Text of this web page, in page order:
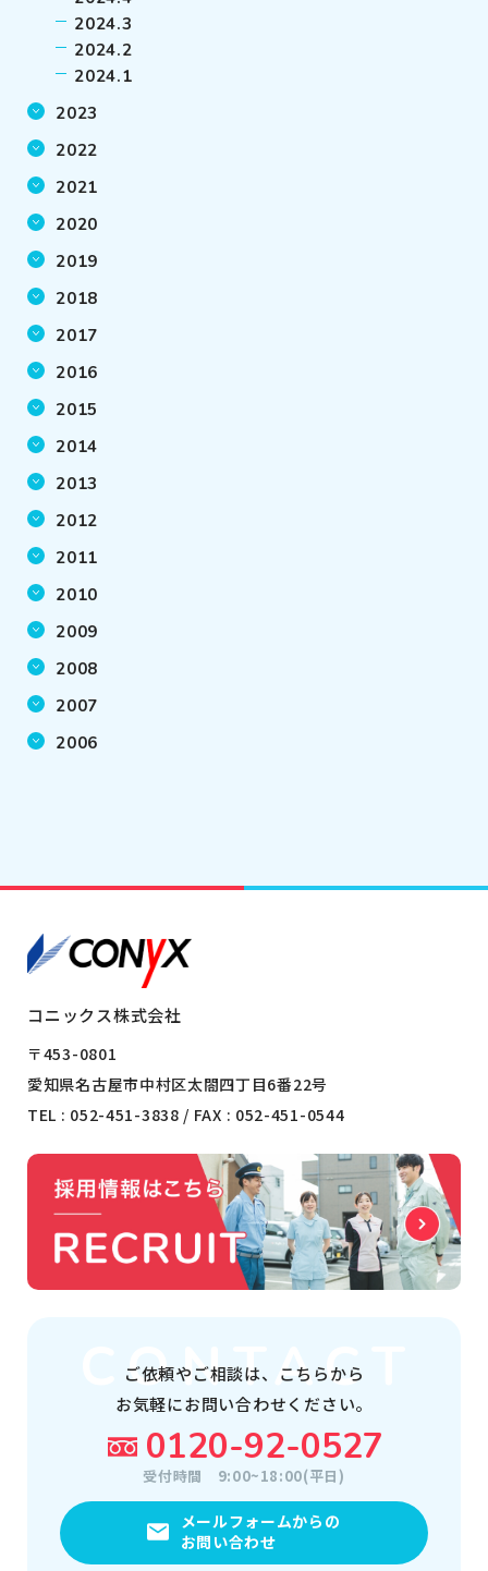
2024.3
2024.2
2024.1
2023
2022
2021
2020
2019
2018
2017
2016
2015
2014
2013
2012
2011
2010
2009
2008
2007
2006
コニックス株式会社
〒453-0801
愛知県名古屋市中村区太閤四丁目6番22号
TEL : 052-451-3838 / FAX : 052-451-0544
ご依頼やご相談は、
こちらから
お気軽にお問い合わせください。
0120-92-0527
受付時間 9:00~18:00(平日)
メールフォームからの
お問い合わせ